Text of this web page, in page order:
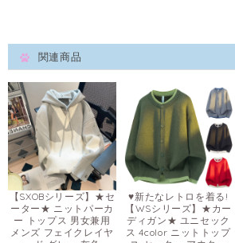
関連商品
【SXOBシリーズ】★セ
ーター★ ニットパーカ
ー トップス 男女兼用
メンズ フェイクレイヤ
♥新たなレトロを着る!
【WSシリーズ】★カー
ディガン★ ユニセック
ス 4color ニットトップ